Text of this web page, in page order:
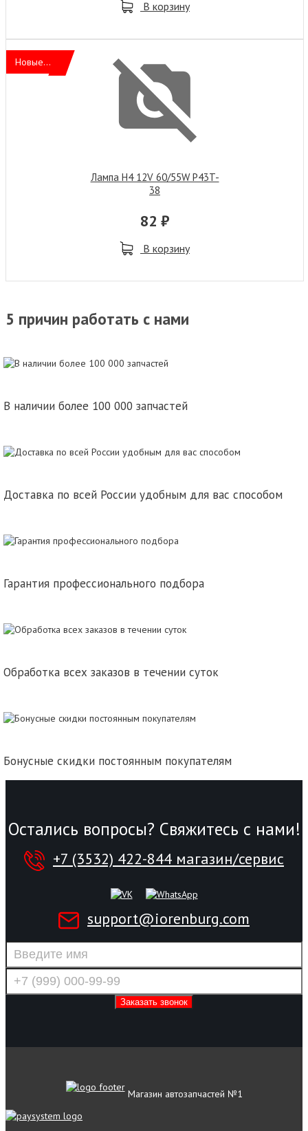
В корзину
Новые...
Лампа H4 12V 60/55W P43T-
38
82 ₽
В корзину
5 причин работать с нами
В наличии более 100 000 запчастей
Доставка по всей России удобным для вас способом
Гарантия профессионального подбора
Обработка всех заказов в течении суток
Бонусные скидки постоянным покупателям
Остались вопросы? Свяжитесь с нами!
+7 (3532) 422-844 магазин/сервис
support@iorenburg.com
Магазин автозапчастей №1